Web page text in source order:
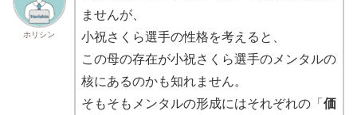
ホリシン
ませんが、
小祝さくら選手の性格を考えると、
この母の存在が小祝さくら選手のメンタルの
核にあるのかも知れません。
そもそもメンタルの形成にはそれぞれの「 価